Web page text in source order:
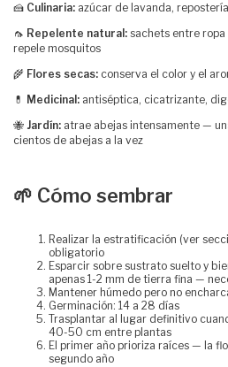
🍰 Culinaria: azúcar de lavanda,
🦟 Repelente natural: sachets entre ropa
repele mosquitos
🌾 Flores secas: conserva el color y el
💊 Medicinal: antiséptica, cicatrizante,
🐝 Jardín: atrae abejas intensamente —
cientos de abejas a la vez
🌱 Cómo sembrar
Realizar la estratificación (ver
obligatorio
Esparcir sobre sustrato suelto y
apenas 1-2 mm de tierra fina —
Mantener húmedo pero no
Germinación: 14 a 28 días
Trasplantar al lugar definitivo
40-50 cm entre plantas
El primer año prioriza raíces — la
segundo año